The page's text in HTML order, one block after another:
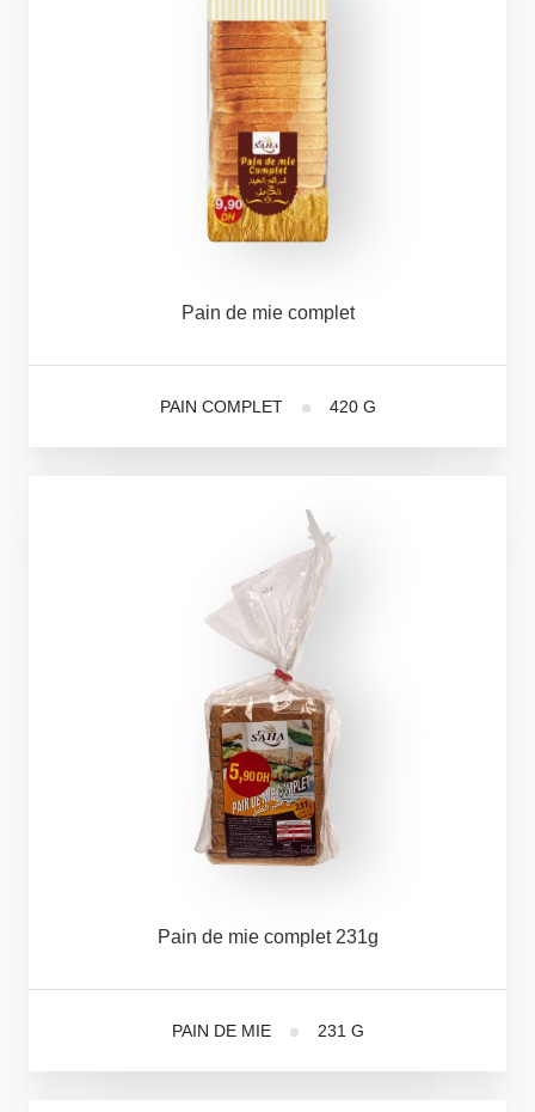
Pain de mie complet
PAIN COMPLET 420 G
Pain de mie complet 231g
PAIN DE MIE 231 G